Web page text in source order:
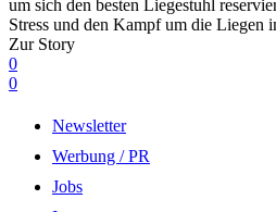
um sich den besten Liegestuhl
Stress und den Kampf um die Liegen
Zur Story
0
0
Newsletter
Werbung / PR
Jobs